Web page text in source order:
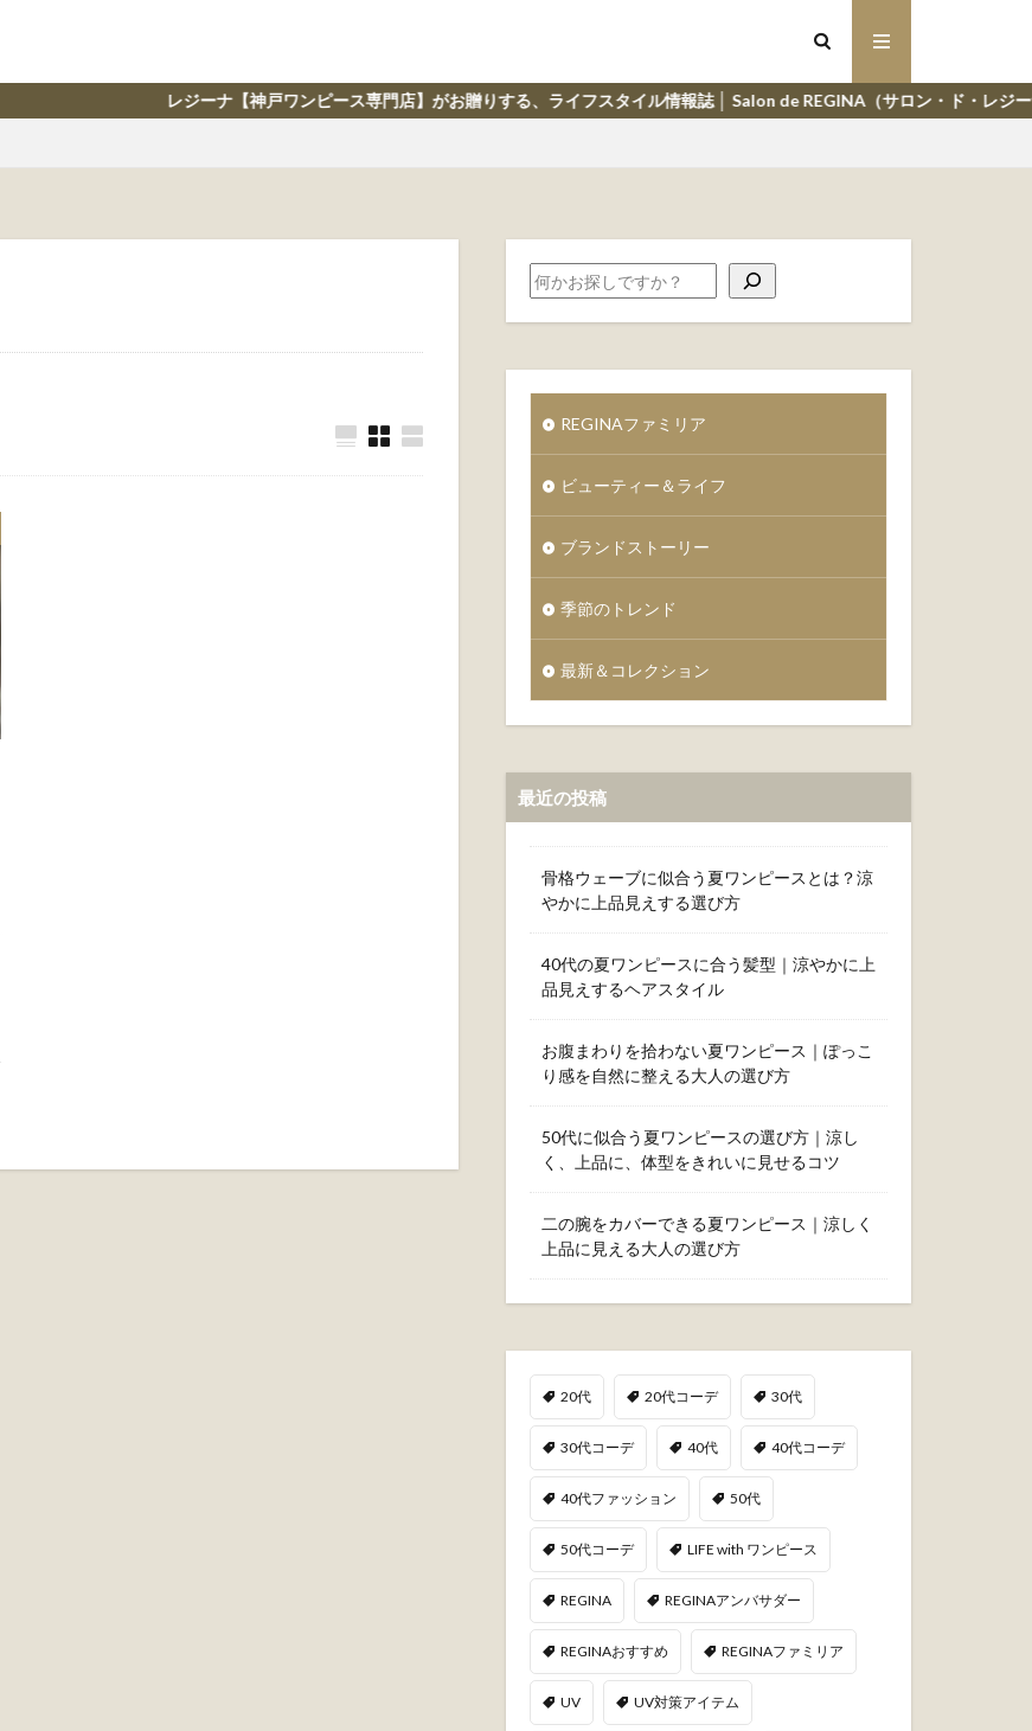
レジーナ【神戸ワンピース専門店】がお贈りする、ライフスタイル情報誌 │ Salon de REGINA（サロン・ド・レジーナ）
REGINAファミリア
ビューティー＆ライフ
ブランドストーリー
季節のトレンド
最新＆コレクション
最近の投稿
骨格ウェーブに似合う夏ワンピースとは？涼
やかに上品見えする選び方
40代の夏ワンピースに合う髪型｜涼やかに上
品見えするヘアスタイル
お腹まわりを拾わない夏ワンピース｜ぽっこ
り感を自然に整える大人の選び方
50代に似合う夏ワンピースの選び方｜涼し
く、上品に、体型をきれいに見せるコツ
二の腕をカバーできる夏ワンピース｜涼しく
上品に見える大人の選び方
20代 20代コーデ 30代
30代コーデ 40代 40代コーデ
40代ファッション 50代
50代コーデ LIFE with ワンピース
REGINA REGINAアンバサダー
REGINAおすすめ REGINAファミリア
UV UV対策アイテム